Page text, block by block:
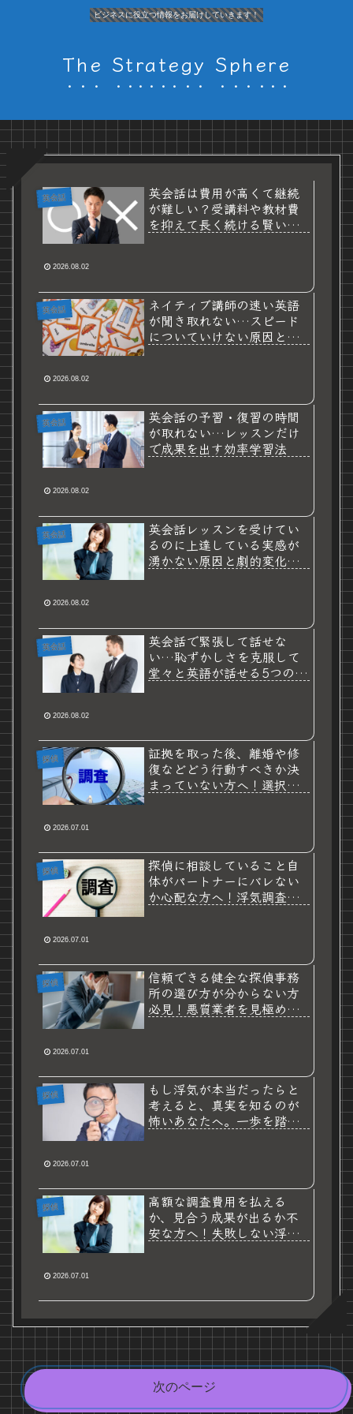
ビジネスに役立つ情報をお届けしていきます！
The Strategy Sphere
英会話
英会話は費用が高くて継続
が難しい？受講料や教材費
を抑えて長く続ける賢い節
2026.08.02
英会話
ネイティブ講師の速い英語
が聞き取れない…スピード
についていけない原因と劇
2026.08.02
英会話
英会話の予習・復習の時間
が取れない…レッスンだけ
で成果を出す効率学習法
2026.08.02
英会話
英会話レッスンを受けてい
るのに上達している実感が
湧かない原因と劇的変化を
2026.08.02
英会話
英会話で緊張して話せな
い…恥ずかしさを克服して
堂々と英語が話せる5つの解
2026.08.02
探偵
証拠を取った後、離婚や修
復などどう行動すべきか決
まっていない方へ！選択肢
2026.07.01
探偵
探偵に相談していること自
体がパートナーにバレない
か心配な方へ！浮気調査を
2026.07.01
探偵
信頼できる健全な探偵事務
所の選び方が分からない方
必見！悪質業者を見極め浮
2026.07.01
探偵
もし浮気が本当だったらと
考えると、真実を知るのが
怖いあなたへ。一歩を踏み
2026.07.01
探偵
高額な調査費用を払える
か、見合う成果が出るか不
安な方へ！失敗しない浮気
2026.07.01
次のページ